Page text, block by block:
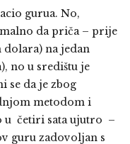
gurua. No,
da priča – prije
na jedan
no u središtu je
se da je zbog
metodom i
u četiri sata ujutro –
guru zadovoljan s